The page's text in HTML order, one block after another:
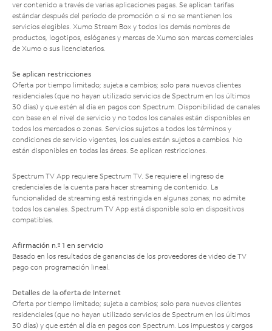
ver contenido a través de varias aplicaciones pagas. Se aplican tarifas
estándar después del período de promoción o si no se mantienen los
servicios elegibles. Xumo Stream Box y todos los demás nombres de
productos, logotipos, eslóganes y marcas de Xumo son marcas comerciales
de Xumo o sus licenciatarios.
Se aplican restricciones
Oferta por tiempo limitado; sujeta a cambios; solo para nuevos clientes
residenciales (que no hayan utilizado servicios de Spectrum en los últimos
30 días) y que estén al día en pagos con Spectrum. Disponibilidad de canales
con base en el nivel de servicio y no todos los canales están disponibles en
todos los mercados o zonas. Servicios sujetos a todos los términos y
condiciones de servicio vigentes, los cuales están sujetos a cambios. No
están disponibles en todas las áreas. Se aplican restricciones.
Spectrum TV App requiere Spectrum TV. Se requiere el ingreso de
credenciales de la cuenta para hacer streaming de contenido. La
funcionalidad de streaming está restringida en algunas zonas; no admite
todos los canales. Spectrum TV App está disponible solo en dispositivos
compatibles.
Afirmación n.º 1 en servicio
Basado en los resultados de ganancias de los proveedores de video de TV
pago con programación lineal.
Detalles de la oferta de Internet
Oferta por tiempo limitado; sujeta a cambios; solo para nuevos clientes
residenciales (que no hayan utilizado servicios de Spectrum en los últimos
30 días) y que estén al día en pagos con Spectrum. Los impuestos y cargos